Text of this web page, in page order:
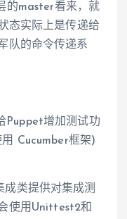
的master看来，就
态实际上是传递给
队的命令传递系
Puppet增加测试功
Cucumber框架)
类提供对集成测
使用Unittest2和